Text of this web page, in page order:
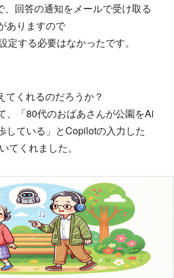
、回答の通知をメールで受け取る
ありますので
定する必要はなかったです。
てくれるのだろうか？
、「80代のおばあさんが公園をAi
している」とCopilotの入力した
てくれました。